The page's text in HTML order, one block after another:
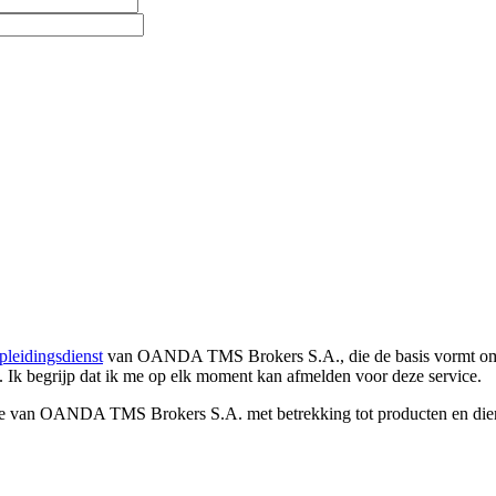
van OANDA TMS Brokers S.A., die de basis vormt
Ik begrijp dat ik me op elk moment kan afmelden voor deze service.
OANDA TMS Brokers S.A. met betrekking tot producten en